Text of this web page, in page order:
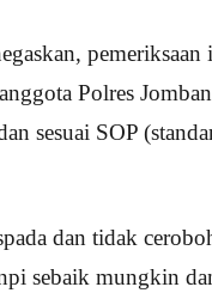
pemeriksaan
Polres
sesuai SOP
dan tidak
sebaik mungkin